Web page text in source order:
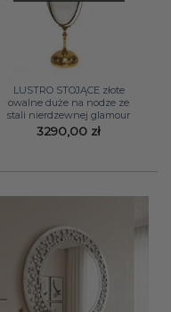
LUSTRO STOJĄCE złote
owalne duże na nodze ze
stali nierdzewnej glamour
3290,00 zł